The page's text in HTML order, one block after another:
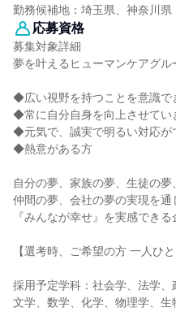
勤務候補地：埼玉県、神奈川県
応募資格
募集対象詳細
夢を叶えるヒューマンケアグ
◆広い視野を持つことを意識で
◆常に自分自身を向上させてい
◆元気で、誠実で明るい対応が
◆熱意がある方
自分の夢、家族の夢、生徒の夢、
仲間の夢、会社の夢の実現を通
『みんなが幸せ』を実感できる
【選考時、ご希望の方 一人ひ
採用予定学科：社会学、法学
文学、数学、化学、物理学、